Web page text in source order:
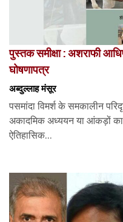
पुस्तक समीक्षा : अशराफी
घोषणापत्र
अब्दुल्लाह मंसूर
पसमांदा विमर्श के समकालीन
अकादमिक अध्ययन या आंकड़ों का
ऐतिहासिक...